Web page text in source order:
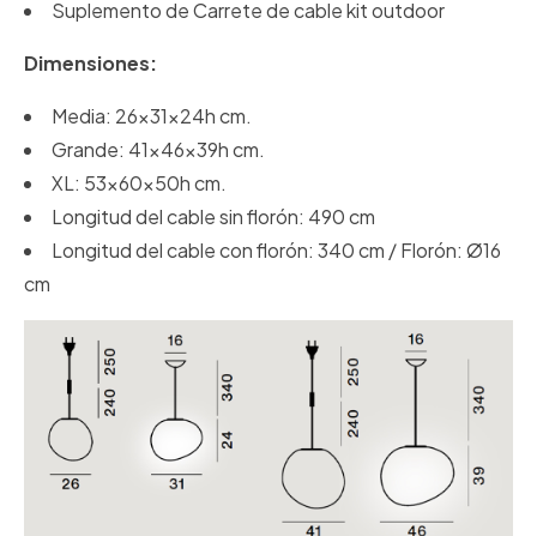
Suplemento de Carrete de cable kit outdoor
Dimensiones:
Media: 26x31x24h cm.
Grande: 41x46x39h cm.
XL: 53x60x50h cm.
Longitud del cable sin florón: 490 cm
Longitud del cable con florón: 340 cm / Florón: Ø16
cm